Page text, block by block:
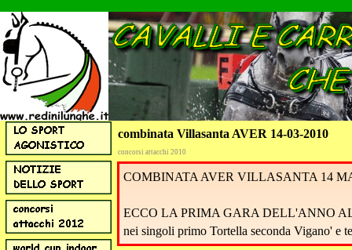
combinata Villasanta AVER 14-03-2010
concorsi attacchi 2010
COMBINATA AVER VILLASANTA 14
ECCO LA PRIMA GARA DELL'ANNO
nei singoli primo Tortella seconda Vigano' e